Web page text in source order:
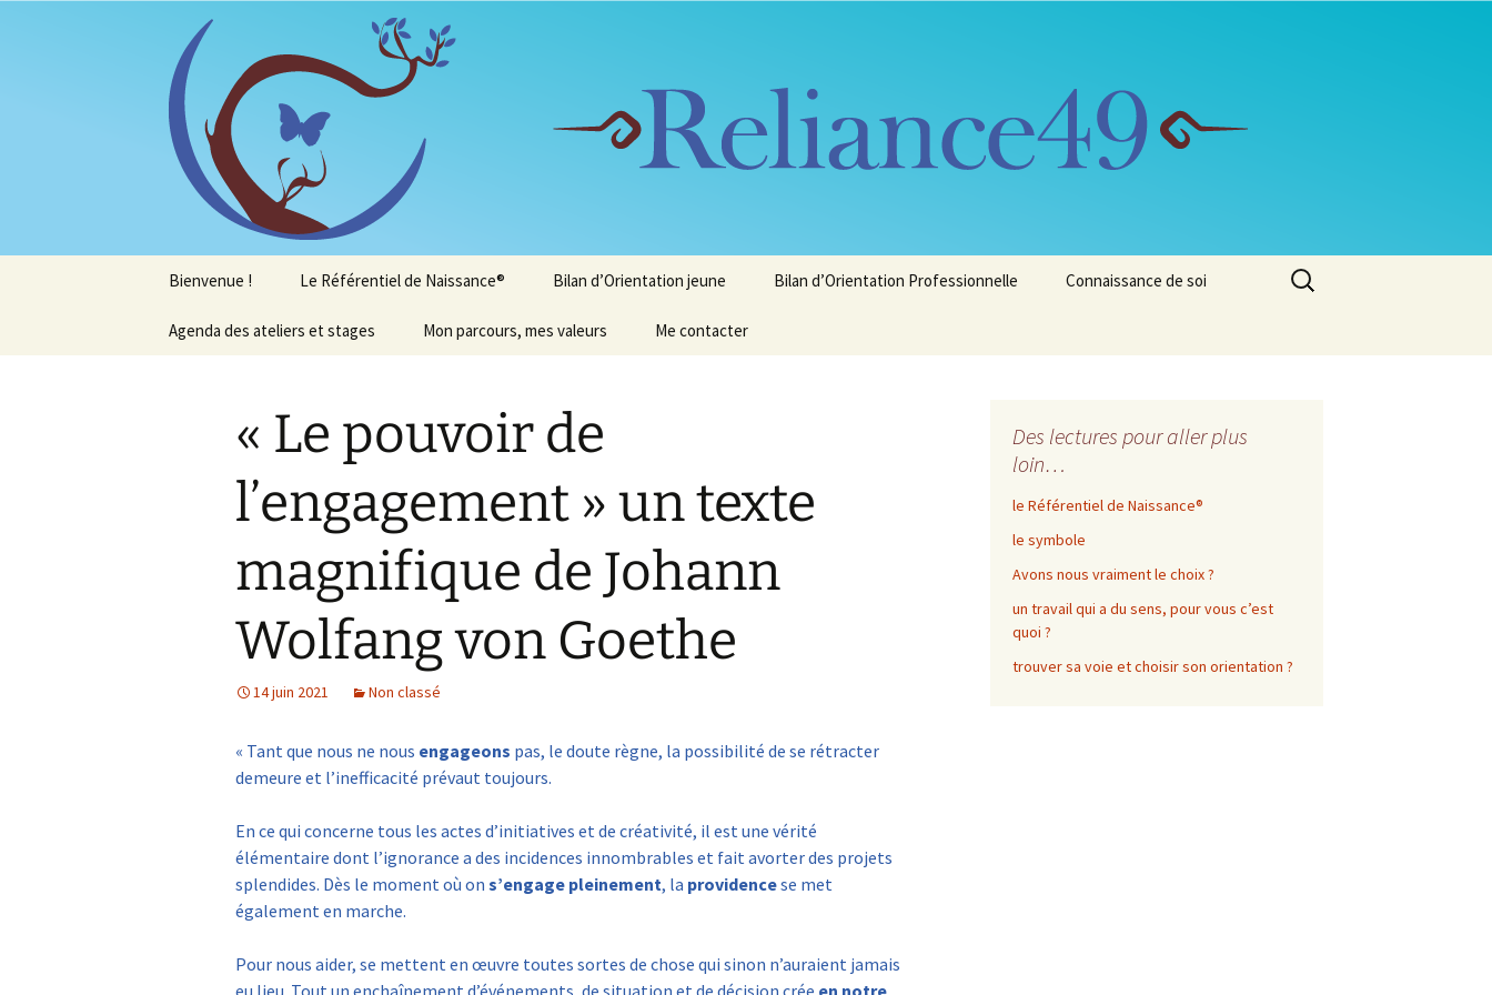
reliance49
orientation scolaire et professionnelle
contenu
Bienvenue ! Le Référentiel de Naissance® Bilan d’Orientation jeune Bilan d’Orientation Professionnelle Connaissance de soi
Agenda des ateliers et stages Mon parcours, mes valeurs Me contacter
Rechercher :
« Le pouvoir de
l’engagement » un texte
magnifique de Johann
Wolfang von Goethe
14 juin 2021 Non classé
« Tant que nous ne nous engageons pas, le doute règne, la possibilité de se rétracter
demeure et l’inefficacité prévaut toujours.
En ce qui concerne tous les actes d’initiatives et de créativité, il est une vérité
élémentaire dont l’ignorance a des incidences innombrables et fait avorter des projets
splendides. Dès le moment où on s’engage pleinement, la providencese met
également en marche.
Pour nous aider, se mettent en œuvre toutes sortes de chose qui sinon n’auraient jamais
eu lieu. Tout un enchaînement d’événements, de situation et de décision crée en notre
Des lectures pour aller plus
loin…
le Référentiel de Naissance®
le symbole
Avons nous vraiment le choix ?
un travail qui a du sens, pour vous c’est
quoi ?
trouver sa voie et choisir son orientation ?